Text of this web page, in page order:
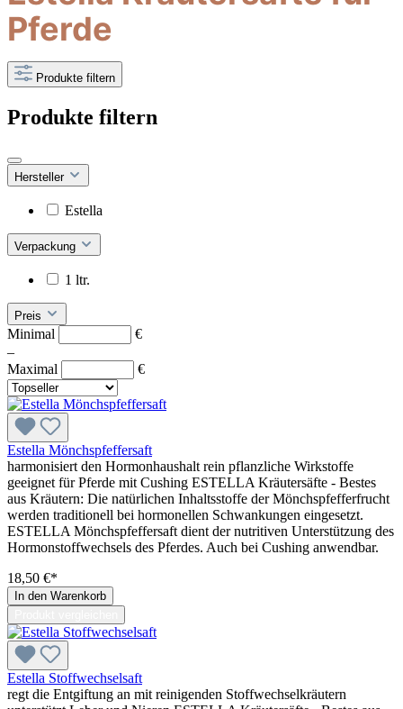
Pferde
Produkte filtern
Produkte filtern
Hersteller
Estella
Verpackung
1 ltr.
Preis
Minimal
€
–
Maximal
€
Estella Mönchspfeffersaft
harmonisiert den Hormonhaushalt rein pflanzliche Wirkstoffe
geeignet für Pferde mit Cushing ESTELLA Kräutersäfte - Bestes
aus Kräutern: Die natürlichen Inhaltsstoffe der Mönchspfefferfrucht
werden traditionell bei hormonellen Schwankungen eingesetzt.
ESTELLA Mönchspfeffersaft dient der nutritiven Unterstützung des
Hormonstoffwechsels des Pferdes. Auch bei Cushing anwendbar.
18,50 €*
In den Warenkorb
Estella Stoffwechselsaft
regt die Entgiftung an mit reinigenden Stoffwechselkräutern